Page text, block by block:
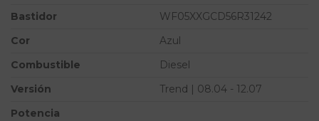
Bastidor
WF05XXGCD56R31242
Cor
Azul
Combustible
Diesel
Versión
Trend | 08.04 - 12.07
Potencia